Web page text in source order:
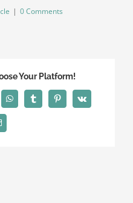
| 0 Comments
Your Platform!
WhatsAppTumblrPinterest
Vk